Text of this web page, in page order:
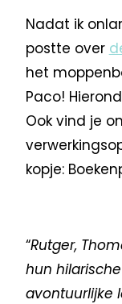
Nadat ik
postte over
het
Paco!
Ook vind je
kopje:
“Rutger,
hun
avontuurlijke